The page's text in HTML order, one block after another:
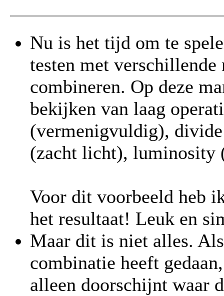
Nu is het tijd om te
testen met verschillende
combineren. Op deze
bekijken van laag
(vermenigvuldig),
(zacht licht), luminosity
Voor dit voorbeeld heb
het resultaat! Leuk en
Maar dit is niet alles.
combinatie heeft
alleen doorschijnt waar